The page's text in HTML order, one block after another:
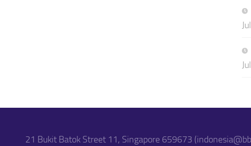
21 Bukit Batok Street 11, Singapore 659673